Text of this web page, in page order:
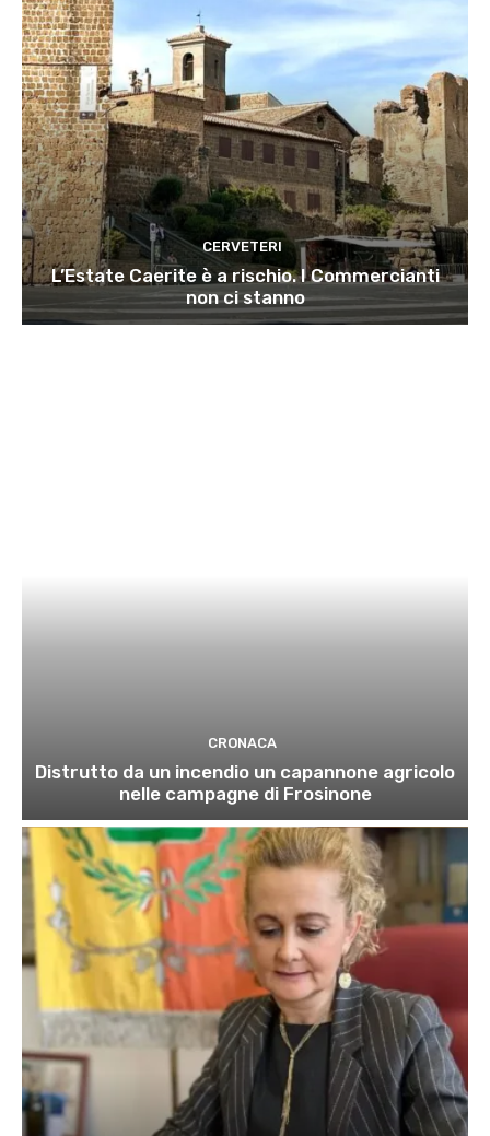
CERVETERI
L’Estate Caerite è a rischio. I Commercianti
non ci stanno
CRONACA
Distrutto da un incendio un capannone agricolo
nelle campagne di Frosinone